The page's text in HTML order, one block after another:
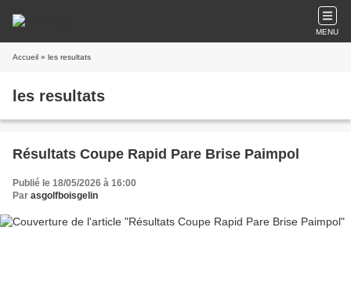
MENU
Accueil » les resultats
les resultats
Résultats Coupe Rapid Pare Brise Paimpol
Publié le 18/05/2026 à 16:00
Par asgolfboisgelin